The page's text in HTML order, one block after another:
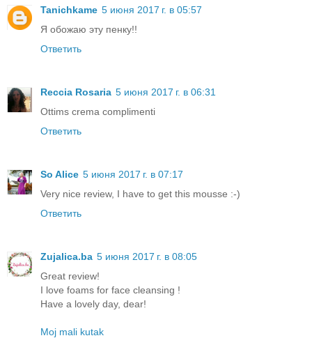
Tanichkame 5 июня 2017 г. в 05:57
Я обожаю эту пенку!!
Ответить
Reccia Rosaria 5 июня 2017 г. в 06:31
Ottims crema complimenti
Ответить
So Alice 5 июня 2017 г. в 07:17
Very nice review, I have to get this mousse :-)
Ответить
Zujalica.ba 5 июня 2017 г. в 08:05
Great review!
I love foams for face cleansing !
Have a lovely day, dear!
Moj mali kutak